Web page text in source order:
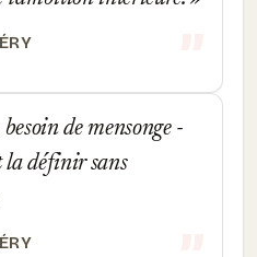
de mensonge -
la définir sans